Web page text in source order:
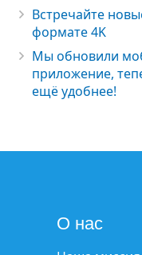
Встречайте
формате 4K
Мы обновили
приложение,
ещё удобнее!
О нас